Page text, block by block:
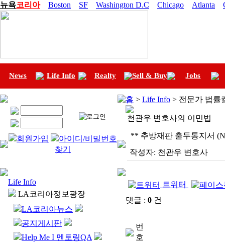
뉴욕코리아 Boston SF Washington D.C Chicago Atlanta
News Life Info Realty Sell & Buy Jobs
회원가입
아이디/비밀번호
찾기
Life Info
LA코리아정보광장
LA코리아뉴스
공지게시판
Help Me I 멘토링QA
홈 > Life Info > 전문가 법률
천관우 변호사의 이민법
** 추방재판 출두통지서
작성자: 천관우 변호사
트위터
댓글 : 0 건
번
호